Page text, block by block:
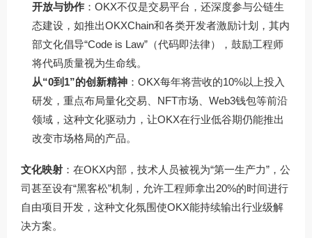
开放与协作 ：OKX不仅是交易平台，还深度参与公链生
态建设，如推出OKXChain和各类开发者激励计划，其内
部文化倡导“Code is Law”（代码即法律），鼓励工程师
将代码质量视为生命线。
从“0到1”的创新精神 ：OKX每年将营收的10%以上投入
研发，重点布局量化交易、NFT市场、Web3钱包等前沿
领域，这种文化驱动力，让OKX在行业低谷期仍能推出
改变市场格局的产品。
文化映射 ：在OKX内部，技术人员被视为“第一生产力”，公
司甚至设有“黑客松”机制，允许工程师拿出20%的时间进行
自由项目开发，这种文化氛围使OKX能持续输出行业级解
决方案。